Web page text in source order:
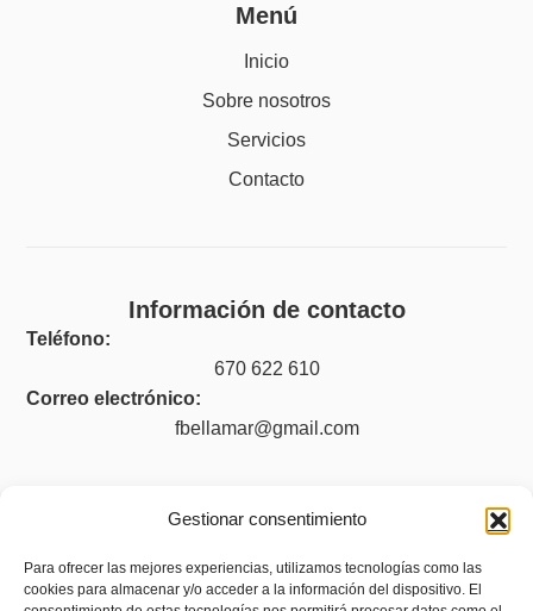
Gestionar consentimiento
Para ofrecer las mejores experiencias, utilizamos tecnologías como las
cookies para almacenar y/o acceder a la información del dispositivo. El
Menú
Inicio
Sobre nosotros
Servicios
Contacto
Información de contacto
Teléfono:
670 622 610
Correo electrónico:
fbellamar@gmail.com
Aviso legal